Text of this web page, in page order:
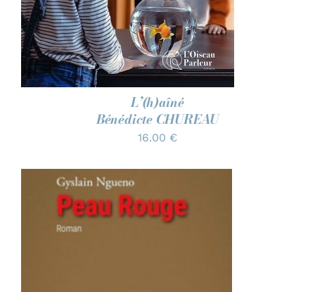
L’(h)aîné
Bénédicte CHUREAU
16.00 €